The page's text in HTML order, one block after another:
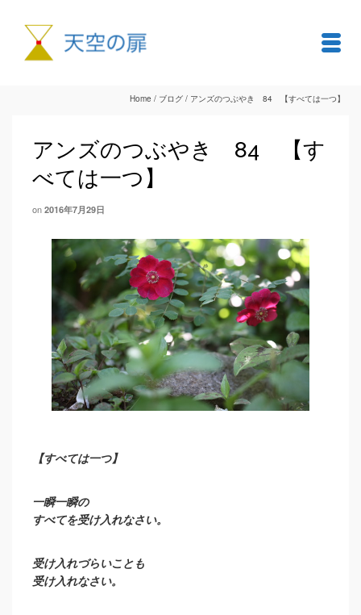
Home / ブログ / アンズのつぶやき 84 【すべては一つ】
アンズのつぶやき 84 【す
べては一つ】
on 2016年7月29日
【すべては一つ】
一瞬一瞬の
すべてを受け入れなさい。
受け入れづらいことも
受け入れなさい。